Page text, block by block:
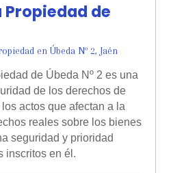
Propiedad de
en Úbeda Nº 2, Jaén
de Úbeda Nº 2 es una
de los derechos de
actos que afectan a la
reales sobre los bienes
seguridad y prioridad
inscritos en él.